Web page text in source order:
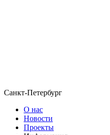
Санкт-Петербург
О нас
Новости
Проекты